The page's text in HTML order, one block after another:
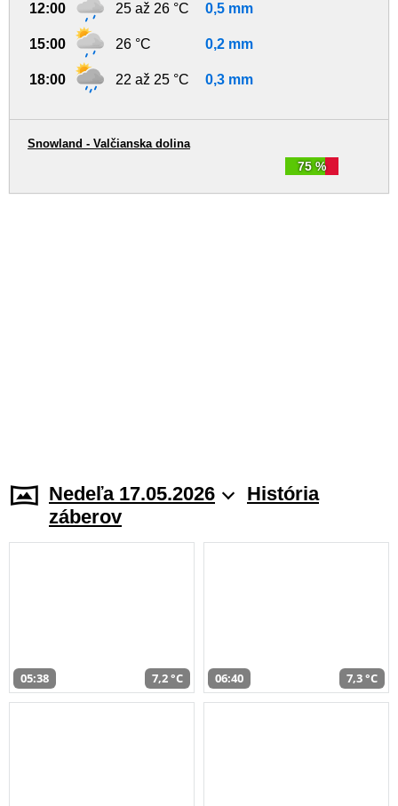
12:00 25 až 26 °C 0,5 mm
15:00 26 °C 0,2 mm
18:00 22 až 25 °C 0,3 mm
75 %
Snowland - Valčianska dolina
Nedeľa 17.05.2026
História
záberov
05:38 7,2 °C 06:40 7,3 °C